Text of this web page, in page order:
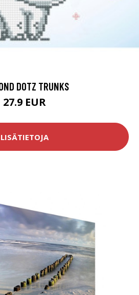
DOTZ TRUNKS
27.9 EUR
LISÄTIETOJA